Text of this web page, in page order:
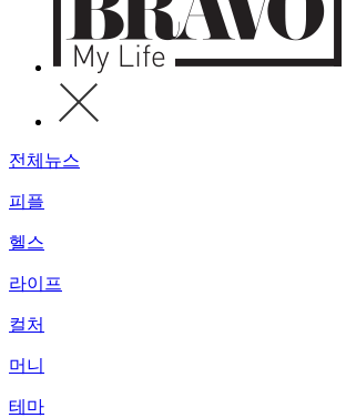
전체뉴스
피플
헬스
라이프
컬처
머니
테마